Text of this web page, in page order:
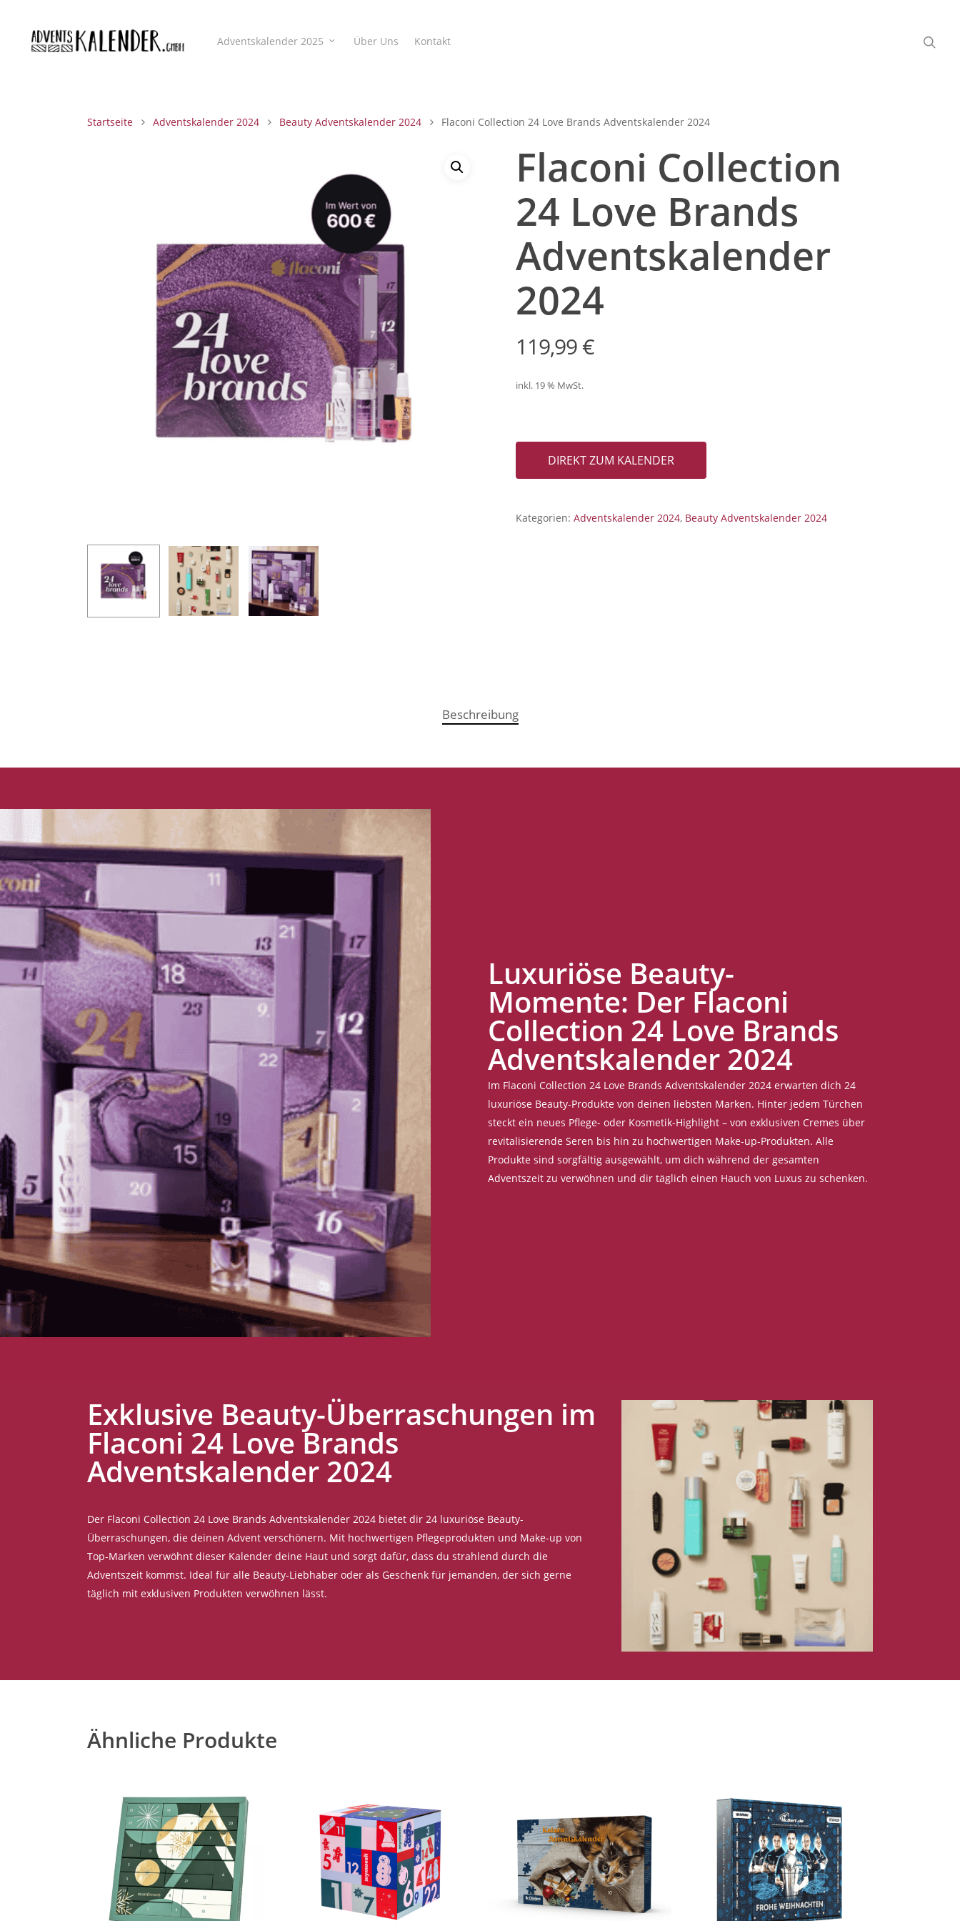
Adventskalender 2025 Über Uns Kontakt
Startseite Adventskalender 2024 Beauty Adventskalender 2024 Flaconi Collection 24 Love Brands Adventskalender 2024
Flaconi Collection
24 Love Brands
Adventskalender
2024
119,99€
inkl. 19 % MwSt.
DIREKT ZUM KALENDER
Kategorien: Adventskalender 2024, Beauty Adventskalender 2024
Beschreibung
Luxuriöse Beauty-
Momente: Der Flaconi
Collection 24 Love Brands
Adventskalender 2024
Im Flaconi Collection 24 Love Brands Adventskalender 2024 erwarten dich 24
luxuriöse Beauty-Produkte von deinen liebsten Marken. Hinter jedem Türchen
steckt ein neues Pflege- oder Kosmetik-Highlight – von exklusiven Cremes über
revitalisierende Seren bis hin zu hochwertigen Make-up-Produkten. Alle
Produkte sind sorgfältig ausgewählt, um dich während der gesamten
Adventszeit zu verwöhnen und dir täglich einen Hauch von Luxus zu schenken.
Exklusive Beauty-Überraschungen im
Flaconi 24 Love Brands
Adventskalender 2024
Der Flaconi Collection 24 Love Brands Adventskalender 2024 bietet dir 24 luxuriöse Beauty-
Überraschungen, die deinen Advent verschönern. Mit hochwertigen Pflegeprodukten und Make-up von
Top-Marken verwöhnt dieser Kalender deine Haut und sorgt dafür, dass du strahlend durch die
Adventszeit kommst. Ideal für alle Beauty-Liebhaber oder als Geschenk für jemanden, der sich gerne
täglich mit exklusiven Produkten verwöhnen lässt.
Ähnliche Produkte